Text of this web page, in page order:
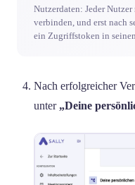
Nutzerdaten: Jeder
verbinden, und erst nach
ein Zugriffstoken in
Nach erfolgreicher
unter „Deine